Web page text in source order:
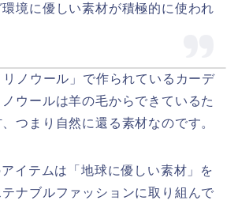
環境に優しい素材が積極的に使われ
ノウール」で作られているカーデ
ウールは羊の毛からできているた
つまり自然に還る素材なのです。
イテムは「地球に優しい素材」を
ナブルファッションに取り組んで